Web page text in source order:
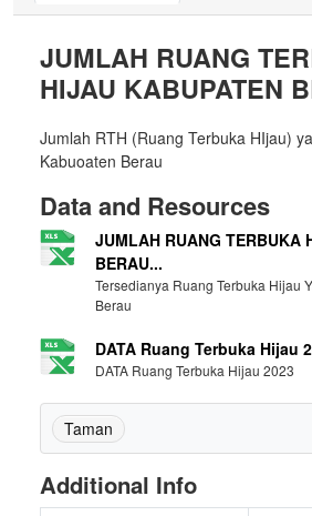
JUMLAH RUANG
HIJAU KABUPATEN
Jumlah RTH (Ruang Terbuka HIjau)
Kabuoaten Berau
Data and Resources
JUMLAH RUANG TERBUKA
BERAU...
Tersedianya Ruang Terbuka Hijau
Berau
DATA Ruang Terbuka Hijau
DATA Ruang Terbuka Hijau 2023
Taman
Additional Info